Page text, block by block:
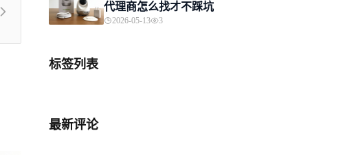
代理商怎么找才不踩坑
2026-05-13 3
标签列表
最新评论